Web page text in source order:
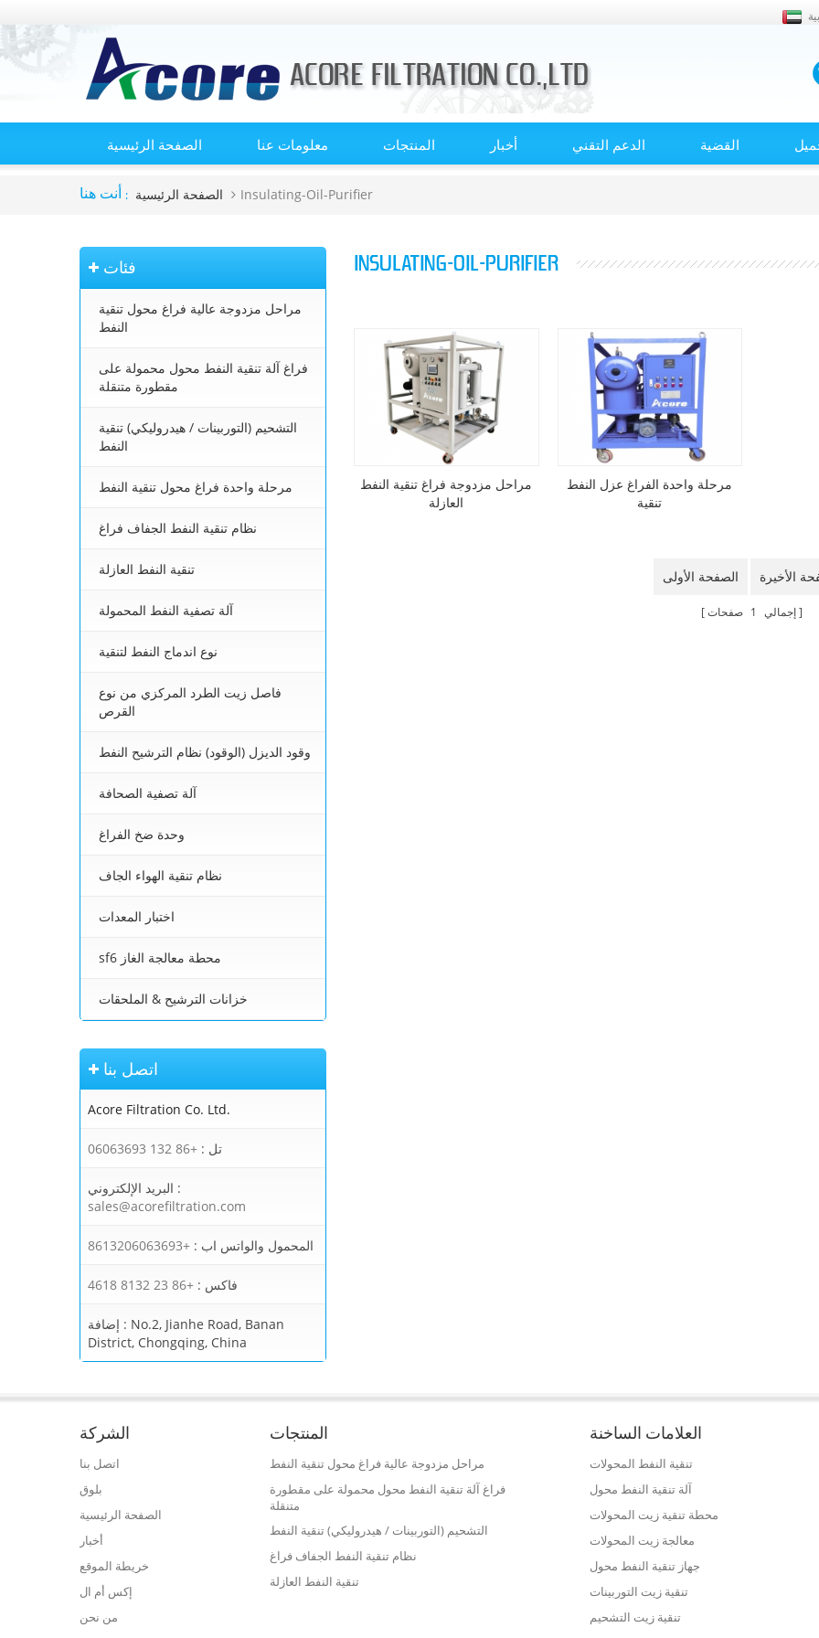
الصفحة الرئيسية معلومات عنا المنتجات أخبار الدعم التقني القضية
أنت هنا : الصفحة الرئيسية Insulating-Oil-Purifier
فئات
مراحل مزدوجة عالية فراغ محول تنقية
النفط
فراغ آلة تنقية النفط محول محمولة على
مقطورة متنقلة
التشحيم (التوربينات / هيدروليكي) تنقية
النفط
مرحلة واحدة فراغ محول تنقية النفط
نظام تنقية النفط الجفاف فراغ
تنقية النفط العازلة
آلة تصفية النفط المحمولة
نوع اندماج النفط لتنقية
فاصل زيت الطرد المركزي من نوع
القرص
وقود الديزل (الوقود) نظام الترشيح النفط
آلة تصفية الصحافة
وحدة ضخ الفراغ
نظام تنقية الهواء الجاف
اختبار المعدات
sf6 محطة معالجة الغاز
خزانات الترشيح & الملحقات
اتصل بنا
Acore Filtration Co. Ltd.
تل : +86 132 06063693
البريد الإلكتروني :
sales@acorefiltration.com
المحمول والواتس اب : +8613206063693
فاكس : +86 23 8132 4618
إضافة : No.2, Jianhe Road, Banan
District, Chongqing, China
INSULATING-OIL-PURIFIER
مراحل مزدوجة فراغ تنقية النفط
العازلة
مرحلة واحدة الفراغ عزل النفط
تنقية
الصفحة الأولى الأخيرة
إجمالي 1 صفحات
الشركة
اتصل بنا
بلوق
الصفحة الرئيسية
أخبار
خريطة الموقع
إكس أم ال
من نحن
المنتجات
مراحل مزدوجة عالية فراغ محول تنقية النفط
فراغ آلة تنقية النفط محول محمولة على مقطورة
متنقلة
التشحيم (التوربينات / هيدروليكي) تنقية النفط
نظام تنقية النفط الجفاف فراغ
تنقية النفط العازلة
العلامات الساخنة
تنقية النفط المحولات
آلة تنقية النفط محول
محطة تنقية زيت المحولات
معالجة زيت المحولات
جهاز تنقية النفط محول
تنقية زيت التوربينات
تنقية زيت التشحيم